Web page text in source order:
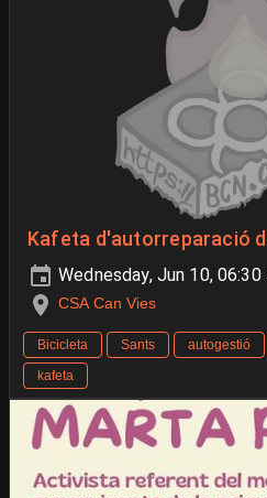
Kafeta d'autorreparació
Wednesday, Jun 10,
CSA Can Vies
Bicicleta Sants autogestió
kafeta